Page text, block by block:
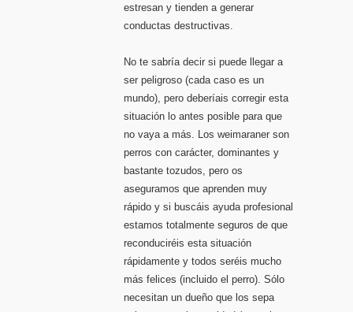
estresan y tienden a generar
conductas destructivas.
No te sabría decir si puede llegar a
ser peligroso (cada caso es un
mundo), pero deberíais corregir esta
situación lo antes posible para que
no vaya a más. Los weimaraner son
perros con carácter, dominantes y
bastante tozudos, pero os
aseguramos que aprenden muy
rápido y si buscáis ayuda profesional
estamos totalmente seguros de que
reconduciréis esta situación
rápidamente y todos seréis mucho
más felices (incluido el perro). Sólo
necesitan un dueño que los sepa